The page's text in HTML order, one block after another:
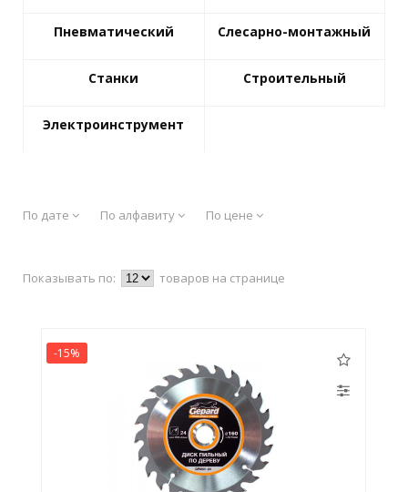
Пневматический Слесарно-монтажный
Станки Строительный
Электроинструмент
По дате По алфавиту По цене
Показывать по: товаров на странице
-15%